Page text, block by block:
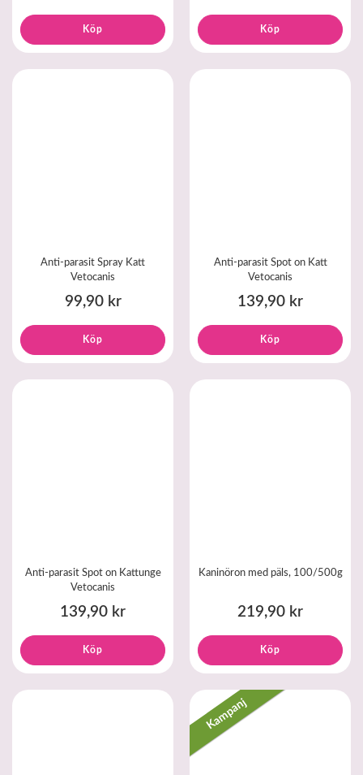
Köp Köp
Anti-parasit Spray Katt
Vetocanis
99,90 kr
Köp
Anti-parasit Spot on Katt
Vetocanis
139,90 kr
Köp
Anti-parasit Spot on Kattunge
Vetocanis
139,90 kr
Köp
Kaninöron med päls, 100/500g
219,90 kr
Köp
Kampanj